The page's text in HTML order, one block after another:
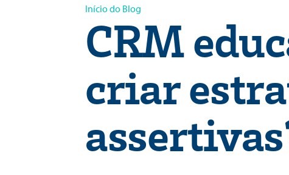
Início do Blog
CRM
criar